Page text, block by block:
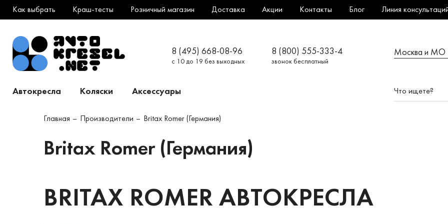
Как выбрать Краш-тесты Розничный магазин Доставка Акции Контакты Блог Линия
8 (495) 668-08-96
с 10 до 19 без выходных
8 (800) 555-333-4
звонок бесплатный
Москва и МО
Автокресла Коляски Аксессуары
Главная Производители Britax Romer (Германия)
Britax Romer (Германия)
BRITAX ROMER АВТОКРЕСЛА